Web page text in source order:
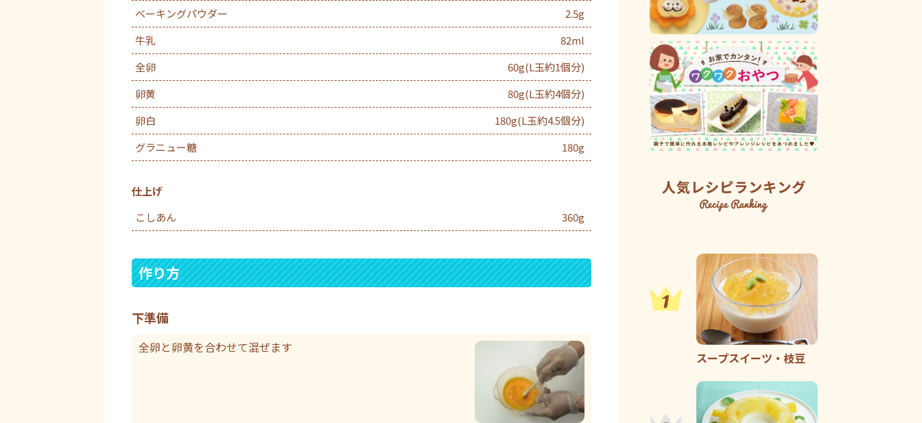
ベーキングパウダー
2.5g
牛乳
82ml
全卵
60g(L玉約1個分)
卵黄
80g(L玉約4個分)
卵白
180g(L玉約4.5個分)
グラニュー糖
180g
仕上げ
こしあん
360g
作り方
下準備
全卵と卵黄を合わせて混ぜます
スープスイーツ・枝豆